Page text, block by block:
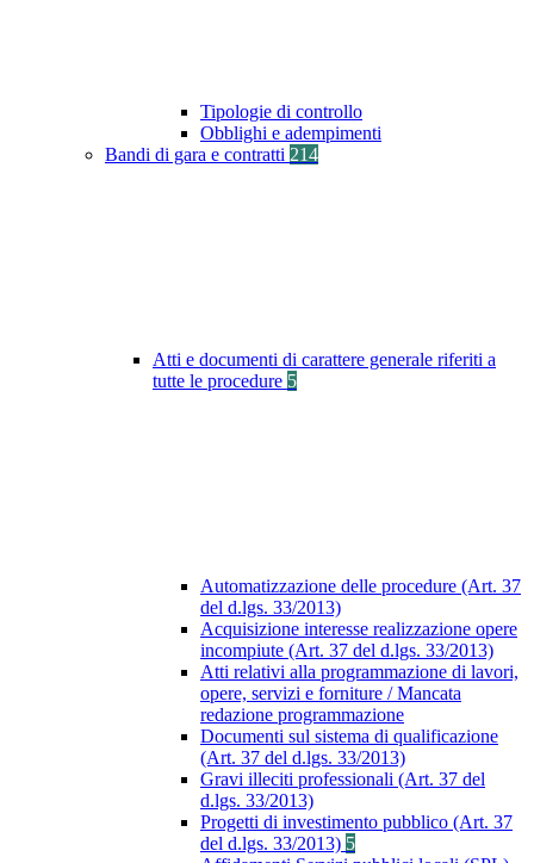
Tipologie di controllo
Obblighi e adempimenti
Bandi di gara e contratti 214
Atti e documenti di carattere generale riferiti a
tutte le procedure 5
Automatizzazione delle procedure (Art. 37
del d.lgs. 33/2013)
Acquisizione interesse realizzazione opere
incompiute (Art. 37 del d.lgs. 33/2013)
Atti relativi alla programmazione di lavori,
opere, servizi e forniture / Mancata
redazione programmazione
Documenti sul sistema di qualificazione
(Art. 37 del d.lgs. 33/2013)
Gravi illeciti professionali (Art. 37 del
d.lgs. 33/2013)
Progetti di investimento pubblico (Art. 37
del d.lgs. 33/2013) 5